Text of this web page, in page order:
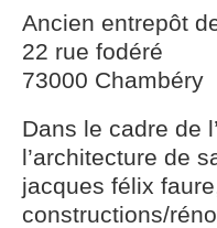
Ancien entrepôt
22 rue fodéré
73000 Chambéry
Dans le cadre de
l’architecture de
jacques félix
constructions/